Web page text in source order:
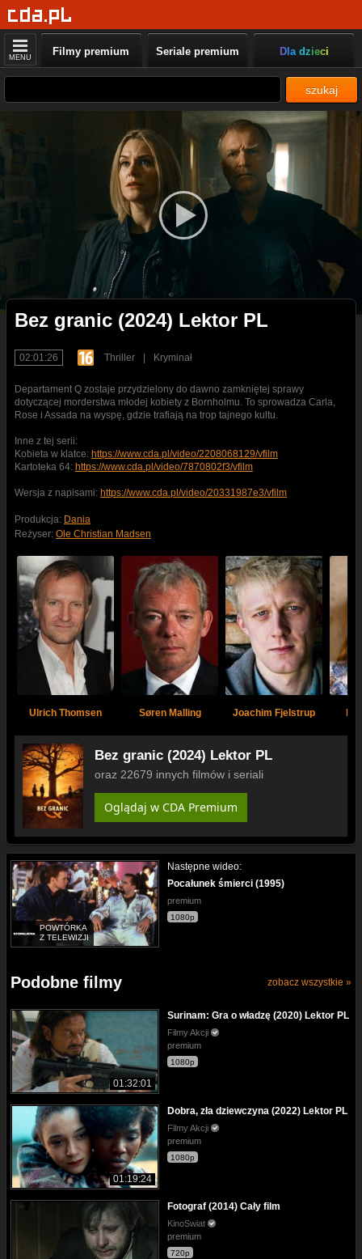
MENU Filmy premium Seriale premium Dla dzieci
szukaj
Bez granic (2024) Lektor PL
02:01:26 Thriller Kryminał
Departament Q zostaje przydzielony do dawno zamkniętej sprawy
dotyczącej morderstwa młodej kobiety z Bornholmu. To sprowadza Carla,
Rose i Assada na wyspę, gdzie trafiają na trop tajnego kultu.
Inne z tej serii:
Kobieta w klatce: https://www.cda.pl/video/2208068129/vfilm
Kartoteka 64: https://www.cda.pl/video/7870802f3/vfilm
Wersja z napisami: https://www.cda.pl/video/20331987e3/vfilm
Produkcja: Dania
Reżyser: Ole Christian Madsen
Ulrich Thomsen Søren Malling Joachim Fjelstrup
Bez granic (2024) Lektor PL
oraz 22679 innych filmów i seriali
Oglądaj w CDA Premium
POWTÓRKA
Z TELEWIZJI
Następne wideo:
Pocałunek śmierci (1995)
premium
1080p
Podobne filmy zobacz wszystkie »
01:32:01
Surinam: Gra o władzę (2020) Lektor PL
Filmy Akcji
premium
1080p
01:19:24
Dobra, zła dziewczyna (2022) Lektor PL
Filmy Akcji
premium
1080p
Fotograf (2014) Cały film
KinoSwiat
premium
720p